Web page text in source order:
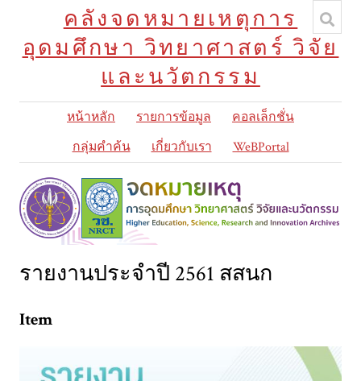
คลังจดหมายเหตุการ
อุดมศึกษา วิทยาศาสตร์ วิจัย
และนวัตกรรม
หน้าหลัก รายการข้อมูล
คอลเล็กชั่น
กลุ่มคำค้น
เกี่ยวกับเรา WeBPortal
รายงานประจำปี 2561 สสนก
Item